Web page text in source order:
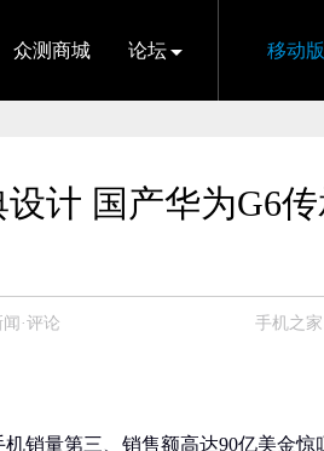
众测商城 论坛 移动版
设计 国产华为G6
闻·评论 手机之家
销量第三、销售额高达90亿美金惊